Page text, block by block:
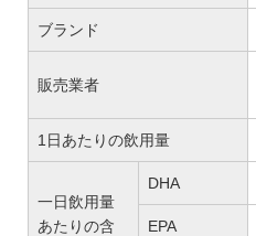
ブランド
販売業者
1日あたりの飲用量
一日飲用量
あたりの含
DHA
EPA